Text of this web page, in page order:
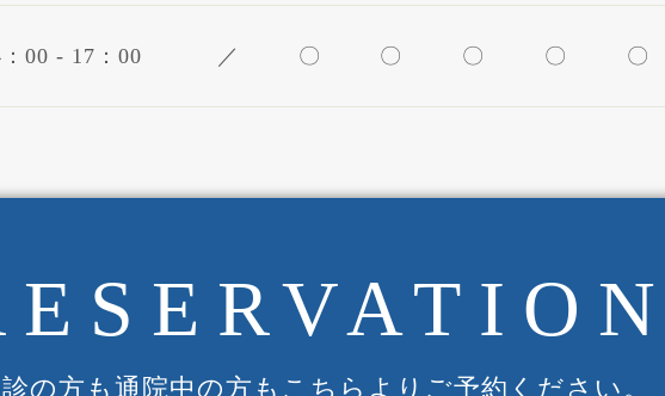
00 - 17：00 ／ 〇 〇 〇 〇 〇
の方も通院中の方もこちらよりご予約ください。